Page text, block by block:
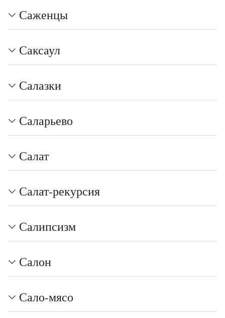
Саженцы
Саксаул
Салазки
Саларьево
Салат
Салат-рекурсия
Салипсизм
Салон
Сало-мясо